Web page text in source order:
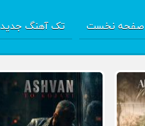
صفحه نخست تک آهنگ جدید